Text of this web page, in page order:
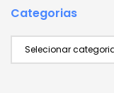
Categorias